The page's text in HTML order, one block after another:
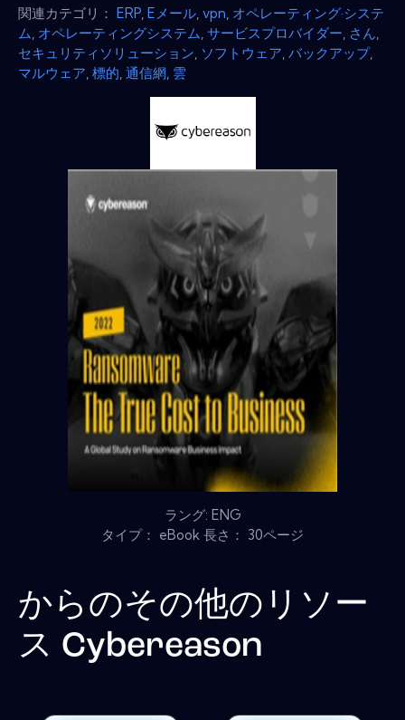
関連カテゴリ： ERP Eメール vpn オペレーティング·システ
ム オペレーティングシステム サービスプロバイダー さん
セキュリティソリューション ソフトウェア バックアップ,
マルウェア 標的 通信網 雲
ラング: ENG
タイプ： eBook 長さ： 30ページ
からのその他のリソー
ス Cybereason